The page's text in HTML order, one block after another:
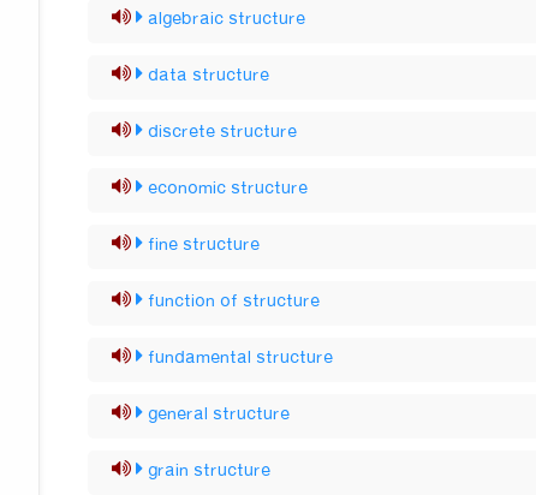
algebraic structure
data structure
discrete structure
economic structure
fine structure
function of structure
fundamental structure
general structure
grain structure